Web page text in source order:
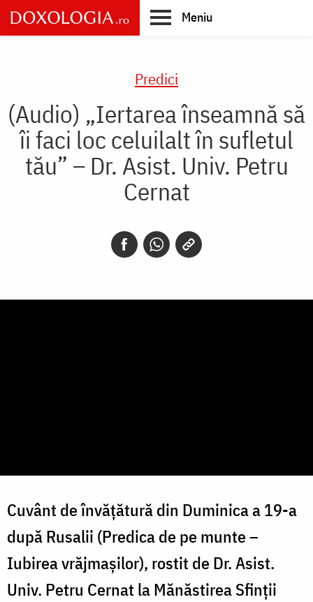
Skip
to
main
Meniu
Predici
(Audio) „Iertarea înseamnă să
îi faci loc celuilalt în sufletul
tău” – Dr. Asist. Univ. Petru
Cernat
Cuvânt de învățătură din Duminica a 19-a
după Rusalii (Predica de pe munte –
Iubirea vrăjmașilor), rostit de Dr. Asist.
Univ. Petru Cernat la Mănăstirea Sfinții